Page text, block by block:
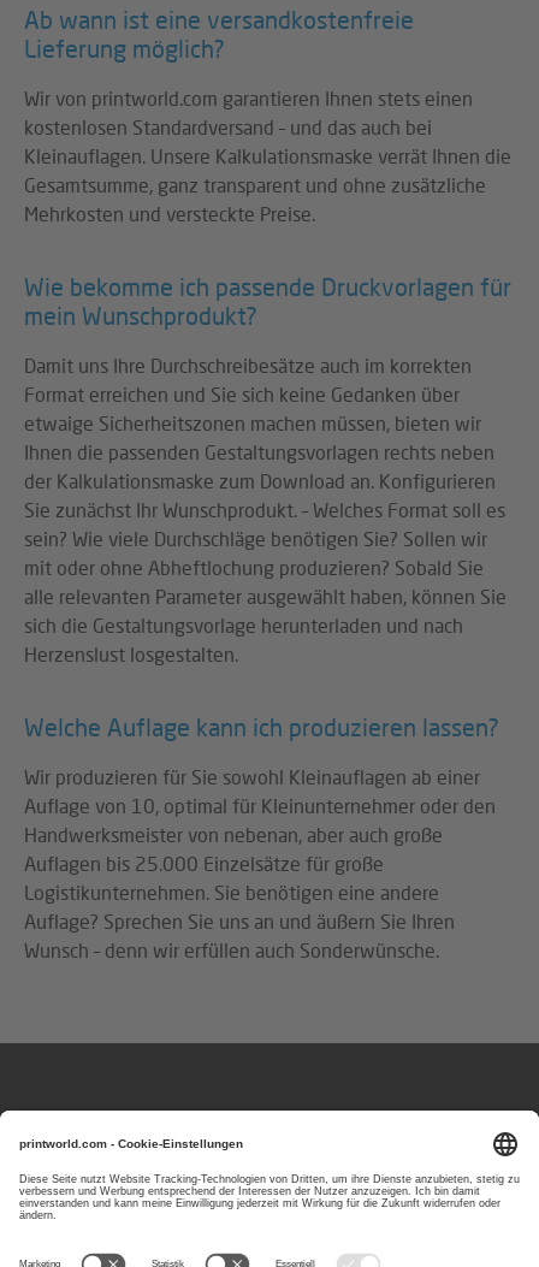
Ab wann ist eine versandkostenfreie
Lieferung möglich?
Wir von printworld.com garantieren Ihnen stets einen
kostenlosen Standardversand – und das auch bei
Kleinauflagen. Unsere Kalkulationsmaske verrät Ihnen die
Gesamtsumme, ganz transparent und ohne zusätzliche
Mehrkosten und versteckte Preise.
Wie bekomme ich passende Druckvorlagen für
mein Wunschprodukt?
Damit uns Ihre Durchschreibesätze auch im korrekten
Format erreichen und Sie sich keine Gedanken über
etwaige Sicherheitszonen machen müssen, bieten wir
Ihnen die passenden Gestaltungsvorlagen rechts neben
der Kalkulationsmaske zum Download an. Konfigurieren
Sie zunächst Ihr Wunschprodukt. – Welches Format soll es
sein? Wie viele Durchschläge benötigen Sie? Sollen wir
mit oder ohne Abheftlochung produzieren? Sobald Sie
alle relevanten Parameter ausgewählt haben, können Sie
sich die Gestaltungsvorlage herunterladen und nach
Herzenslust losgestalten.
Welche Auflage kann ich produzieren lassen?
Wir produzieren für Sie sowohl Kleinauflagen ab einer
Auflage von 10, optimal für Kleinunternehmer oder den
Handwerksmeister von nebenan, aber auch große
Auflagen bis 25.000 Einzelsätze für große
Logistikunternehmen. Sie benötigen eine andere
Auflage? Sprechen Sie uns an und äußern Sie Ihren
Wunsch – denn wir erfüllen auch Sonderwünsche.
Sie erreichen unsMontag bis Freitag
von 8:00 bis 17:00 Uhr